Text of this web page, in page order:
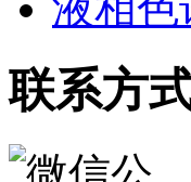
联系方